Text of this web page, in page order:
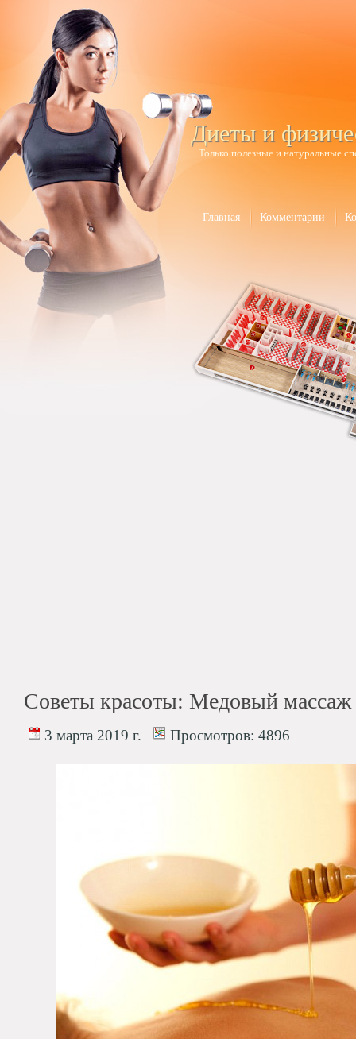
Диеты и
Только полезные и натуральные
Главная Комментарии
Советы красоты: Медовый массаж
3 марта 2019 г. Просмотров: 4896